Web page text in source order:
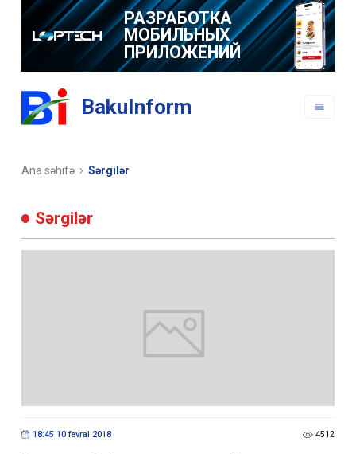
РАЗРАБОТКА
МОБИЛЬНЫХ
ПРИЛОЖЕНИЙ
BakuInform
Ana səhifə Sərgilər
Sərgilər
18:45 10 fevral 2018 4512